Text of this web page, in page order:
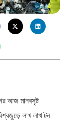
আজ মানবসৃষ্ট
লাখ লাখ টন